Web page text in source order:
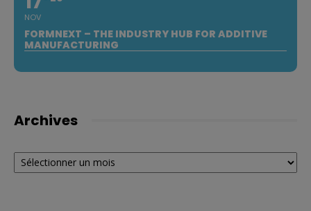
NOV
FORMNEXT – THE INDUSTRY HUB FOR ADDITIVE
MANUFACTURING
Archives
Archives